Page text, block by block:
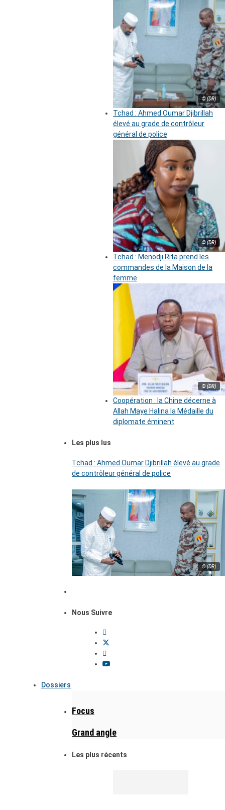
© (DR)
Tchad : Ahmed Oumar Djibrillah
élevé au grade de contrôleur
général de police
© (DR)
Tchad : Menodji Rita prend les
commandes de la Maison de la
femme
© (DR)
Coopération : la Chine décerne à
Allah Maye Halina la Médaille du
diplomate éminent
Les plus lus
Tchad : Ahmed Oumar Djibrillah élevé au grade
de contrôleur général de police
© (DR)
Nous Suivre
Dossiers
Focus
Grand angle
Les plus récents